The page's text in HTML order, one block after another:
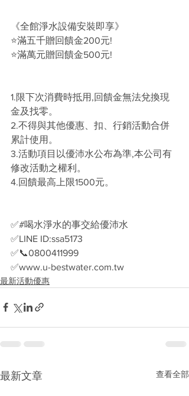
《全館淨水設備安裝即享》
⭐滿五千贈回饋金200元!
⭐滿萬元贈回饋金500元!
1.限下次消費時抵用,回饋金無法兌換現
金及找零。
2.不得與其他優惠、扣、行銷活動合併
累計使用。
3.活動項目以優沛水公布為準,本公司有
修改活動之權利。
4.回饋最高上限1500元。
✅#喝水淨水的事交給優沛水
✅LINE ID:ssa5173
✅📞0800411999
✅www.u-bestwater.com.tw
最新活動優惠
最新文章 查看全部